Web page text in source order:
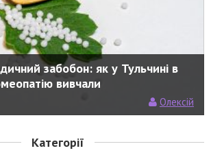
забобон: як у Тульчині в
вивчали
Олексій
Категорії